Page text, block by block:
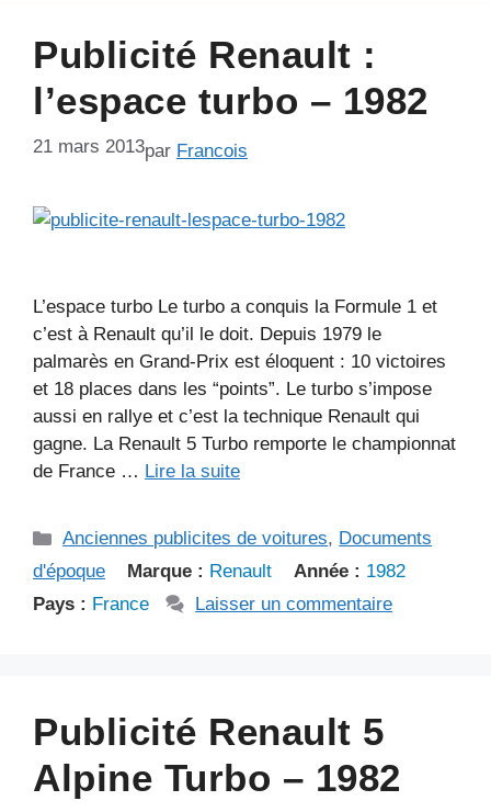
Publicité Renault :
l’espace turbo – 1982
21 mars 2013par Francois
L’espace turbo Le turbo a conquis la Formule 1 et
c’est à Renault qu’il le doit. Depuis 1979 le
palmarès en Grand-Prix est éloquent : 10 victoires
et 18 places dans les “points”. Le turbo s’impose
aussi en rallye et c’est la technique Renault qui
gagne. La Renault 5 Turbo remporte le championnat
de France … Lire la suite
Catégories
Anciennes publicites de voitures, Documents
d'époque
Marque : Renault Année : 1982
Pays : France Laisser un commentaire
Publicité Renault 5
Alpine Turbo – 1982